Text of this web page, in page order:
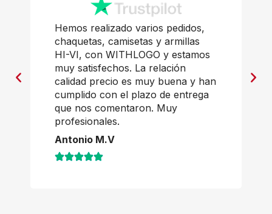
realizado varios pedidos,
camisetas y armillas
WITHLOGO y estamos
La relación
precio es muy buena y han
con el plazo de entrega
comentaron. Muy
Productos
calidad y muy
Javi Casal